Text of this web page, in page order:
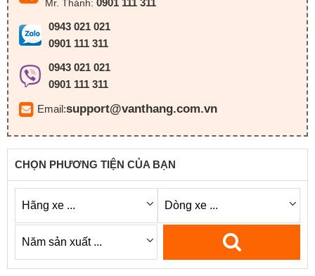
Mr. Thành: 0901 111 311
0943 021 021
0901 111 311
0943 021 021
0901 111 311
Email:support@vanthang.com.vn
CHỌN PHƯƠNG TIỆN CỦA BẠN